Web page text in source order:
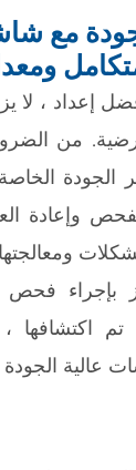
مع
إعداد ، لا
من
الجودة
وإعادة
بإجراء فحص
اكتشافها